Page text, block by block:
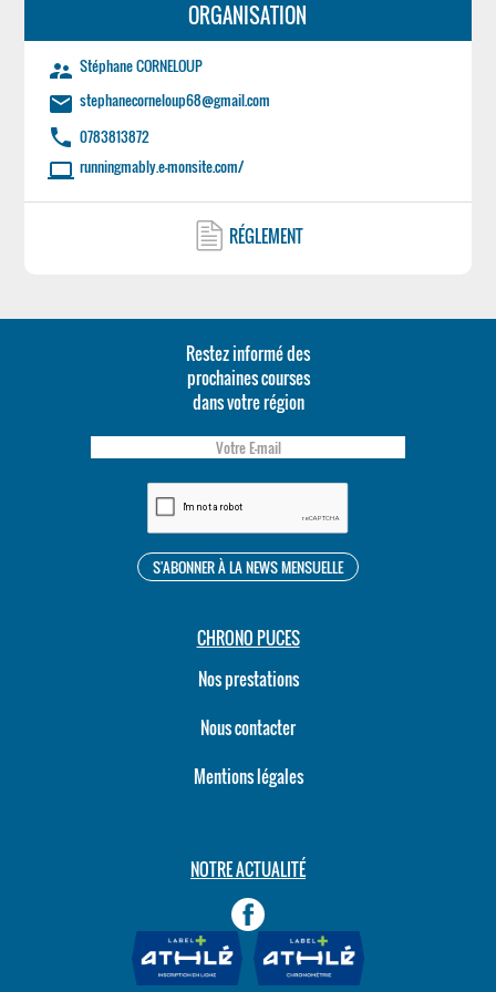
ORGANISATION
supervisor_account Stéphane CORNELOUP
email stephanecorneloup68@gmail.com
phone 0783813872
laptop runningmably.e-monsite.com/
RÉGLEMENT
Restez informé des
prochaines courses
dans votre région
CHRONO PUCES
Nos prestations
Nous contacter
Mentions légales
NOTRE ACTUALITÉ